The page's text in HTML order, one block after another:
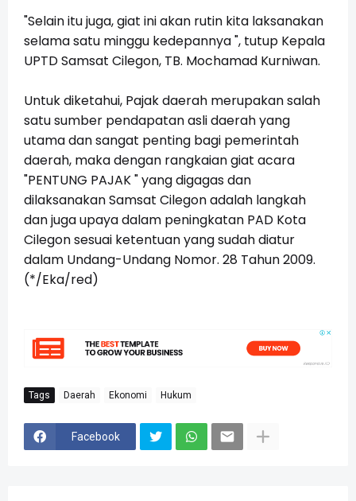
"Selain itu juga, giat ini akan rutin kita laksanakan
selama satu minggu kedepannya ", tutup Kepala
UPTD Samsat Cilegon, TB. Mochamad Kurniwan.
Untuk diketahui, Pajak daerah merupakan salah
satu sumber pendapatan asli daerah yang
utama dan sangat penting bagi pemerintah
daerah, maka dengan rangkaian giat acara
"PENTUNG PAJAK " yang digagas dan
dilaksanakan Samsat Cilegon adalah langkah
dan juga upaya dalam peningkatan PAD Kota
Cilegon sesuai ketentuan yang sudah diatur
dalam Undang-Undang Nomor. 28 Tahun 2009.
(*/Eka/red)
Tags Daerah Ekonomi Hukum
Facebook